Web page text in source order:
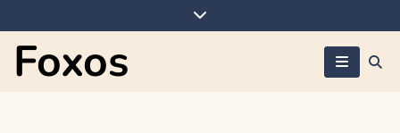
to
content
Foxos